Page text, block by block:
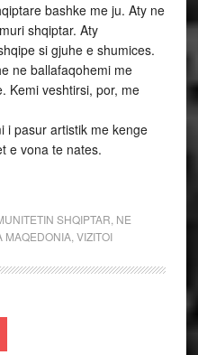
bashke me ju. Aty ne
shqiptar. Aty
si gjuhe e shumices.
ne ballafaqohemi me
Kemi veshtirsi, por, me
i pasur artistik me kenge
e vona te nates.
SHQIPTAR NE
MAQEDONIA, VIZITOI